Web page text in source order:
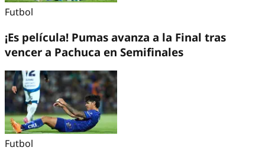
Futbol
¡Es película! Pumas avanza a la Final tras
vencer a Pachuca en Semifinales
Futbol